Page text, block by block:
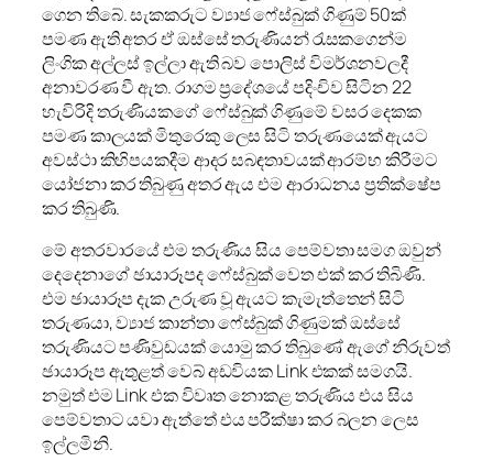
ගෙන තිබේ. සැකකරුට ව්‍යාජ ෆේස්බුක් ගිණුම් 50ක්
පමණ ඇති අතර ඒ ඔස්සේ තරුණියන් රැසකගෙන්ම
ලිංගික අල්ලස් ඉල්ලා ඇති බව පොලිස් විමර්ශනවලදී
අනාවරණ වී ඇත. රාගම ප්‍රදේශයේ පදිංචිව සිටින 22
හැවිරිදි තරුණියකගේ ෆේස්බුක් ගිණුමේ වසර දෙකක
පමණ කාලයක් මිතුරෙකු ලෙස සිටි තරුණයෙක් ඇයට
අවස්ථා කිහිපයකදීම ආදර සබඳතාවයක් ආරම්භ කිරීමට
යෝජනා කර තිබුණු අතර ඇය එම ආරාධනය ප්‍රතික්ෂේප
කර තිබුණි.
මේ අතරවාරයේ එම තරුණිය සිය පෙම්වතා සමග ඔවුන්
දෙදෙනාගේ ඡායාරූපද ෆේස්බුක් වෙත එක් කර තිබිණි.
එම ඡායාරූප දැක උරුණ වූ ඇයට කැමැත්තෙන් සිටි
තරුණයා, ව්‍යාජ කාන්තා ෆේස්බුක් ගිණුමක් ඔස්සේ
තරුණියට පණිවුඩයක් යොමු කර තිබුණේ ඇගේ නිරුවත්
ඡායාරූප ඇතුළත් වෙබ් අඩවියක Link එකක් සමගයි.
නමුත් එම Link එක විවෘත නොකළ තරුණිය එය සිය
පෙම්වතාට යවා ඇත්තේ එය පරීක්ෂා කර බලන ලෙස
ඉල්ලමිනි.